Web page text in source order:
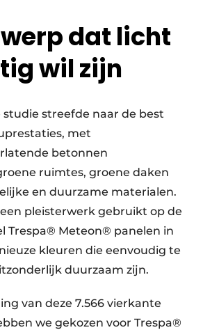
dat licht
wil zijn
studie streefde naar de best
met
betonnen
ruimtes, groene daken
en duurzame materialen.
pleisterwerk gebruikt op de
Trespa® Meteon® panelen in
kleuren die eenvoudig te
duurzaam zijn.
van deze 7.566 vierkante
we gekozen voor Trespa®